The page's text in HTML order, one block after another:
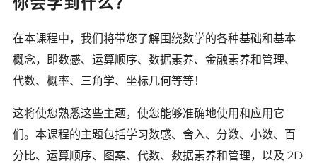
在本课程中，我们将带您了解围绕数学的各种基础和基本
概念，即数感、运算顺序、数据素养、金融素养和管理、
代数、概率、三角学、坐标几何等等！
这将使您熟悉这些主题，使您能够准确地使用和应用它
们。本课程的主题包括学习数感、舍入、分数、小数、百
分比、运算顺序、图案、代数、数据素养和管理，以及 2D